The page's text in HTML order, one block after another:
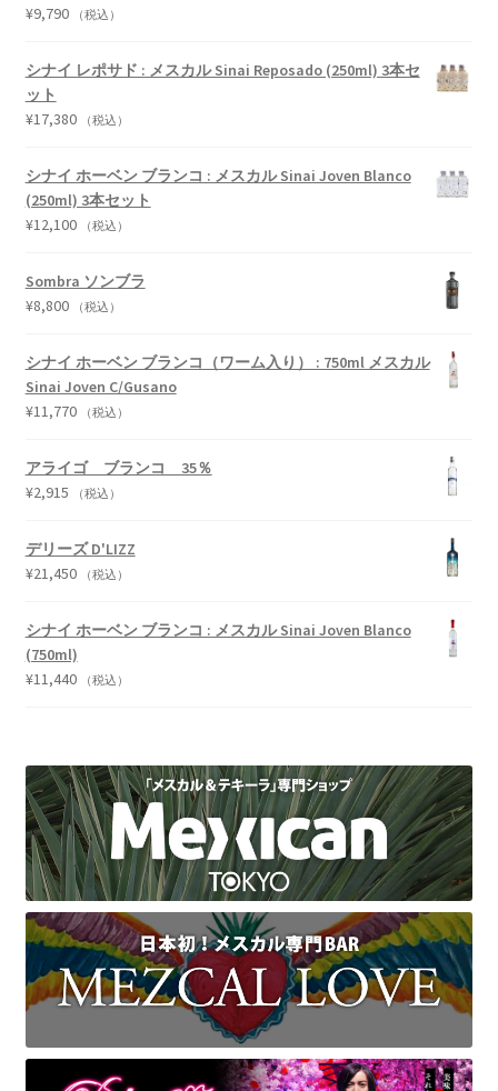
¥9,790 （税込）
シナイ レポサド : メスカル Sinai Reposado (250ml) 3本セ
ット
¥17,380 （税込）
シナイ ホーベン ブランコ : メスカル Sinai Joven Blanco
(250ml) 3本セット
¥12,100 （税込）
Sombra ソンブラ
¥8,800 （税込）
シナイ ホーベン ブランコ（ワーム入り） : 750ml メスカル
Sinai Joven C/Gusano
¥11,770 （税込）
アライゴ ブランコ 35％
¥2,915 （税込）
デリーズ D'LIZZ
¥21,450 （税込）
シナイ ホーベン ブランコ : メスカル Sinai Joven Blanco
(750ml)
¥11,440 （税込）